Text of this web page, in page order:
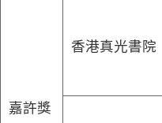
嘉許獎
香港真光書院